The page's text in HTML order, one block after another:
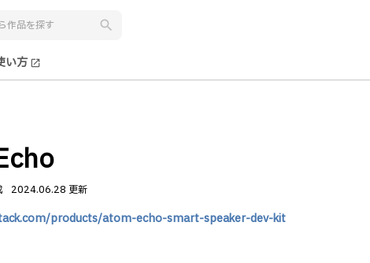
search
い方 open_in_new
2024.06.28 更新
products/atom-echo-smart-speaker-dev-kit